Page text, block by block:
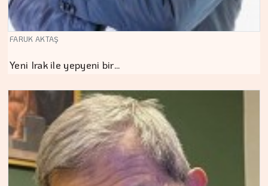
FARUK AKTAŞ
Yeni Irak ile yepyeni bir…